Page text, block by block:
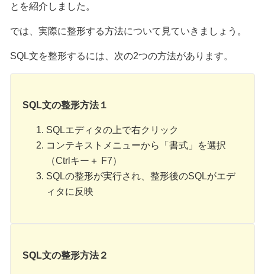
とを紹介しました。
では、実際に整形する方法について見ていきましょう。
SQL文を整形するには、次の2つの方法があります。
SQL文の整形方法１
SQLエディタの上で右クリック
コンテキストメニューから「書式」を選択
（Ctrlキー＋ F7）
SQLの整形が実行され、整形後のSQLがエデ
ィタに反映
SQL文の整形方法２